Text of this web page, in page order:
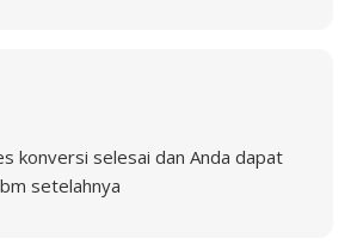
konversi selesai dan Anda dapat
setelahnya